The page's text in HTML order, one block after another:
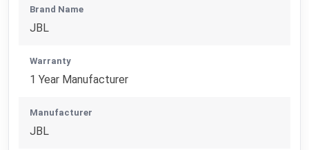
Brand Name
JBL
Warranty
1 Year Manufacturer
Manufacturer
JBL